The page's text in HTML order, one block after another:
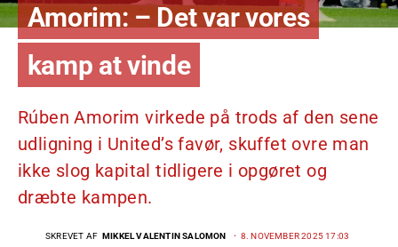
Amorim: – Det var vores
kamp at vinde
Rúben Amorim virkede på trods af den sene
udligning i United’s favør, skuffet ovre man
ikke slog kapital tidligere i opgøret og
dræbte kampen.
SKREVET AF MIKKEL VALENTIN SALOMON 8. NOVEMBER 2025 17:03